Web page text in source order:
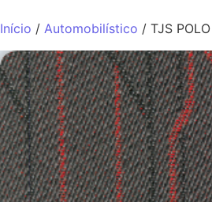
Início / Automobilístico / TJS